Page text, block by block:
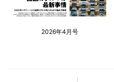
2026年4月号